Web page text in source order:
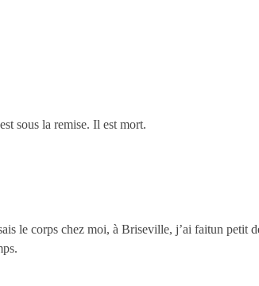
sous la remise. Il est mort.
le corps chez moi, à Briseville, j’ai faitun petit